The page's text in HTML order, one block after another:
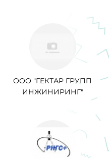
ООО "ГЕКТАР ГРУПП
ИНЖИНИРИНГ"